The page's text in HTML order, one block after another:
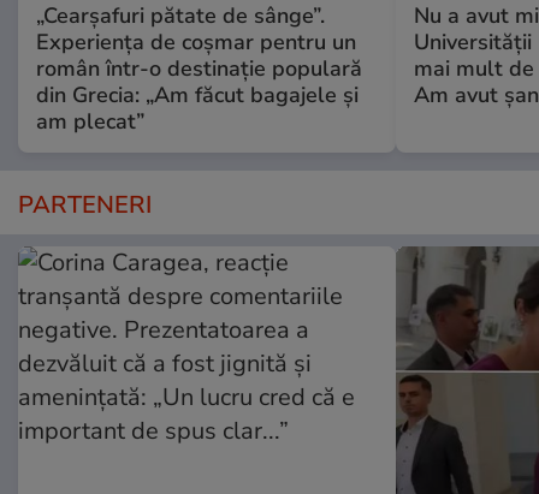
„Cearșafuri pătate de sânge”.
Experiența de coșmar pentru un
român într-o destinație populară
din Grecia: „Am făcut bagajele și
am plecat”
Nu a avut
Universității
mai mult
Am avut
PARTENERI